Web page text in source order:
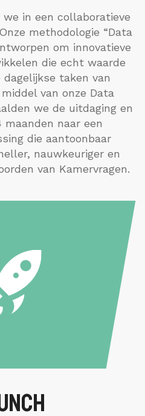
we in een collaboratieve
methodologie “Data
om innovatieve
die echt waarde
dagelijkse taken van
van onze Data
we de uitdaging en
naar een
die aantoonbaar
nauwkeuriger en
van Kamervragen.